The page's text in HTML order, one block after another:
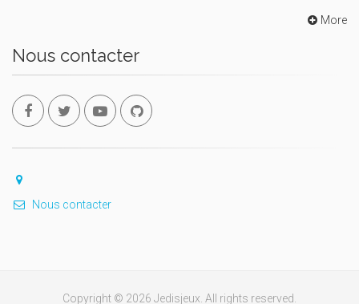
More
Nous contacter
Nous contacter
Copyright © 2026 Jedisjeux. All rights reserved.